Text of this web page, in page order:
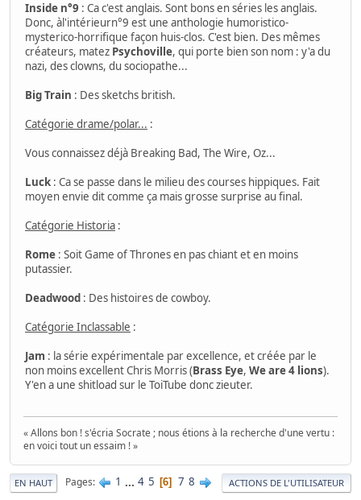
Inside n°9 : Ca c'est anglais. Sont bons en séries les anglais.
Donc, àl'intérieurn°9 est une anthologie humoristico-
mysterico-horrifique façon huis-clos. C'est bien. Des mêmes
créateurs, matez Psychoville, qui porte bien son nom : y'a du
nazi, des clowns, du sociopathe...
Big Train : Des sketchs british.
Catégorie drame/polar... :
Vous connaissez déjà Breaking Bad, The Wire, Oz...
Luck : Ca se passe dans le milieu des courses hippiques. Fait
moyen envie dit comme ça mais grosse surprise au final.
Catégorie Historia :
Rome : Soit Game of Thrones en pas chiant et en moins
putassier.
Deadwood : Des histoires de cowboy.
Catégorie Inclassable :
Jam : la série expérimentale par excellence, et créée par le
non moins excellent Chris Morris (Brass Eye, We are 4 lions).
Y'en a une shitload sur le ToiTube donc zieuter.
« Allons bon ! s'écria Socrate ; nous étions à la recherche d'une vertu :
en voici tout un essaim ! »
EN HAUT Pages 1 ... 4 5 6 7 8 ACTIONS DE L'UTILISATEUR